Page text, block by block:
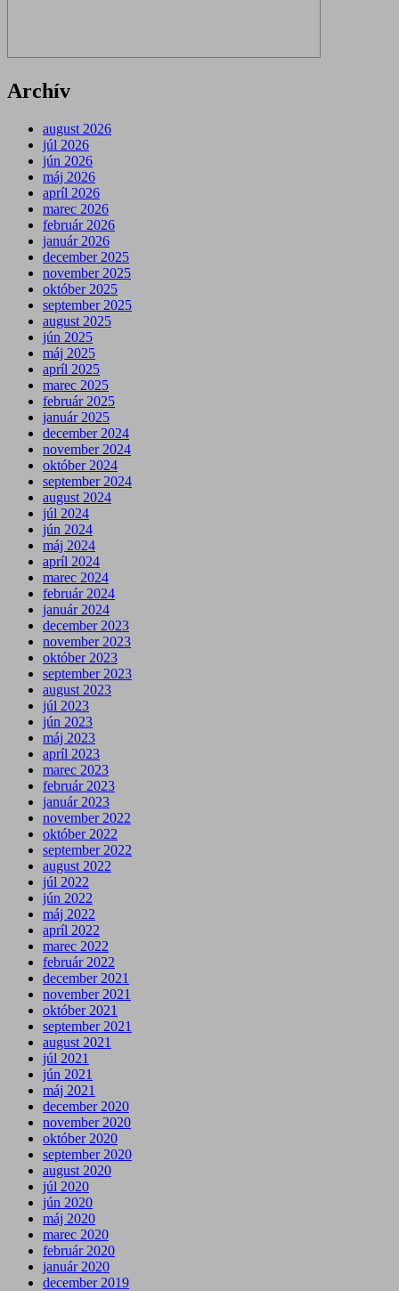
Archív
august 2026
júl 2026
jún 2026
máj 2026
apríl 2026
marec 2026
február 2026
január 2026
december 2025
november 2025
október 2025
september 2025
august 2025
jún 2025
máj 2025
apríl 2025
marec 2025
február 2025
január 2025
december 2024
november 2024
október 2024
september 2024
august 2024
júl 2024
jún 2024
máj 2024
apríl 2024
marec 2024
február 2024
január 2024
december 2023
november 2023
október 2023
september 2023
august 2023
júl 2023
jún 2023
máj 2023
apríl 2023
marec 2023
február 2023
január 2023
november 2022
október 2022
september 2022
august 2022
júl 2022
jún 2022
máj 2022
apríl 2022
marec 2022
február 2022
december 2021
november 2021
október 2021
september 2021
august 2021
júl 2021
jún 2021
máj 2021
december 2020
november 2020
október 2020
september 2020
august 2020
júl 2020
jún 2020
máj 2020
marec 2020
február 2020
január 2020
december 2019